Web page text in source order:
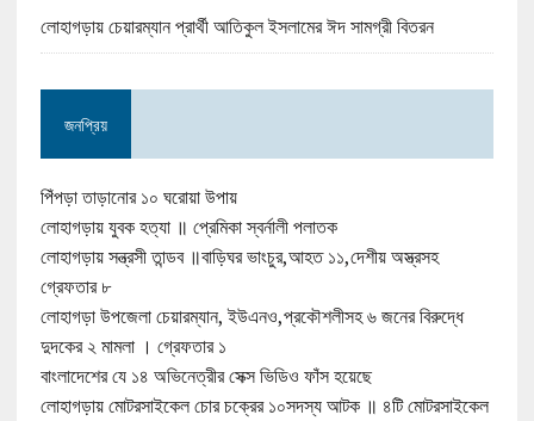
লোহাগড়ায় চেয়ারম্যান প্রার্থী আতিকুল ইসলামের ঈদ সামগ্রী বিতরন
জনপ্রিয়
পিঁপড়া তাড়ানোর ১০ ঘরোয়া উপায়
লোহাগড়ায় যুবক হত্যা ॥ প্রেমিকা স্বর্নালী পলাতক
লোহাগড়ায় সন্ত্রসী তান্ডব ॥বাড়িঘর ভাংচুর,আহত ১১,দেশীয় অস্ত্রসহ
গ্রেফতার ৮
লোহাগড়া উপজেলা চেয়ারম্যান, ইউএনও,প্রকৌশলীসহ ৬ জনের বিরুদ্ধে
দুদকের ২ মামলা । গ্রেফতার ১
বাংলাদেশের যে ১৪ অভিনেত্রীর সেক্স ভিডিও ফাঁস হয়েছে
লোহাগড়ায় মোটরসাইকেল চোর চক্রের ১০সদস্য আটক ॥ ৪টি মোটরসাইকেল